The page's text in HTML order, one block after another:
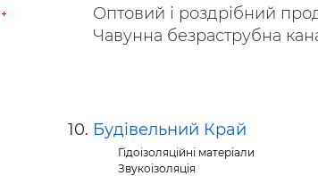
Оптовий і роздрібний
Чавунна безраструбна
Будівельний Край
Гідоізоляційні матеріали
Звукоізоляція